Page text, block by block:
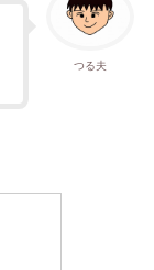
つる夫